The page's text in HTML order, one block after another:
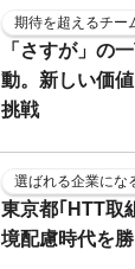
期待を超えるチー
「さすが」の
動。新しい価
挑戦
選ばれる企業にな
東京都｢HTT取
境配慮時代を